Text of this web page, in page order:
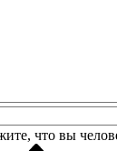
что вы